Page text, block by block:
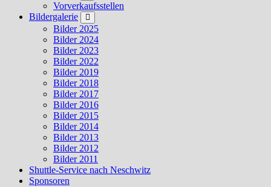
Vorverkaufsstellen
Bildergalerie
Bilder 2025
Bilder 2024
Bilder 2023
Bilder 2022
Bilder 2019
Bilder 2018
Bilder 2017
Bilder 2016
Bilder 2015
Bilder 2014
Bilder 2013
Bilder 2012
Bilder 2011
Shuttle-Service nach Neschwitz
Sponsoren